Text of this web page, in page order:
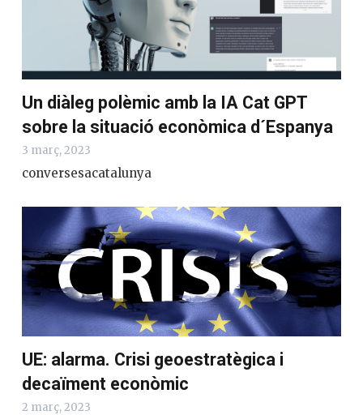
Un diàleg polèmic amb la IA Cat GPT
sobre la situació econòmica d´Espanya
3 març, 2023
conversesacatalunya
UE: alarma. Crisi geoestratègica i
decaïment econòmic
2 març, 2023